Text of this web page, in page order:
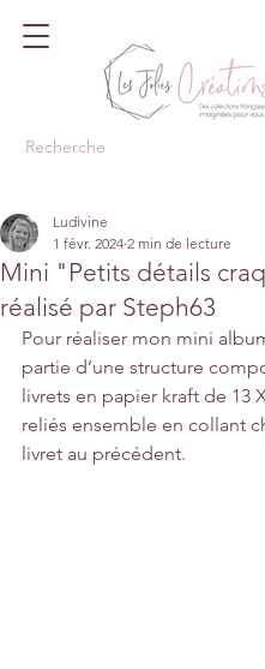
Mini "Petits détails
réalisé par Steph63
Ludivine
1 févr. 2024 2 min de lecture
Pour réaliser mon mini
partie d’une structure
livrets en papier kraft de 13
reliés ensemble en collant
livret au précédent.